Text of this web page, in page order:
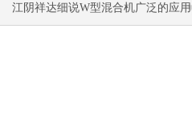
江阴祥达细说W型混合机广泛的应用